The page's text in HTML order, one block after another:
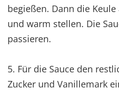
begießen. Dann die
und warm stellen. Die
passieren.
5. Für die Sauce den
Zucker und Vanillemark